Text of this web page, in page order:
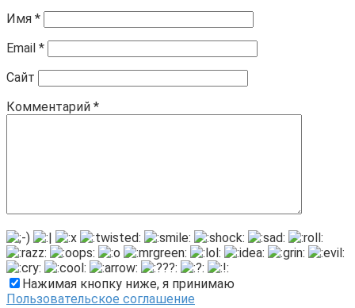
Имя *
Email *
Сайт
Комментарий *
Нажимая кнопку ниже, я принимаю
Пользовательское соглашение